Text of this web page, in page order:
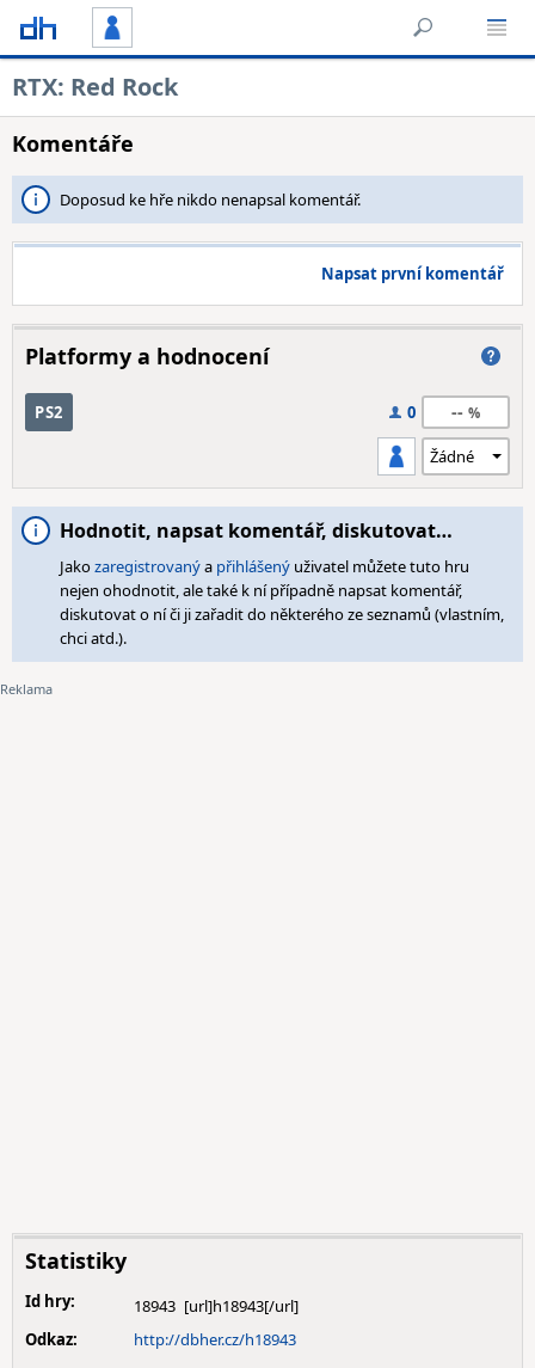
RTX: Red Rock
Komentáře
Doposud ke hře nikdo nenapsal komentář.
Napsat první komentář
Platformy a hodnocení
PS2 0 --
Hodnotit, napsat komentář, diskutovat…
Jakozaregistrovanýa přihlášený uživatel můžete tuto hru
nejen ohodnotit, ale také k ní případně napsat komentář,
diskutovat o ní či ji zařadit do některého ze seznamů (vlastním,
chci atd.).
Statistiky
Id hry:
18943
Odkaz:
http://dbher.cz/h18943